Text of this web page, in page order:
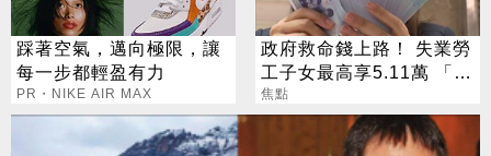
踩著空氣，邁向極限，讓
每一步都輕盈有力
PR・NIKE AIR MAX
政府救命錢上路！ 失業勞
工子女最高享5.11萬 「雙
軌補助」一次看懂
焦點